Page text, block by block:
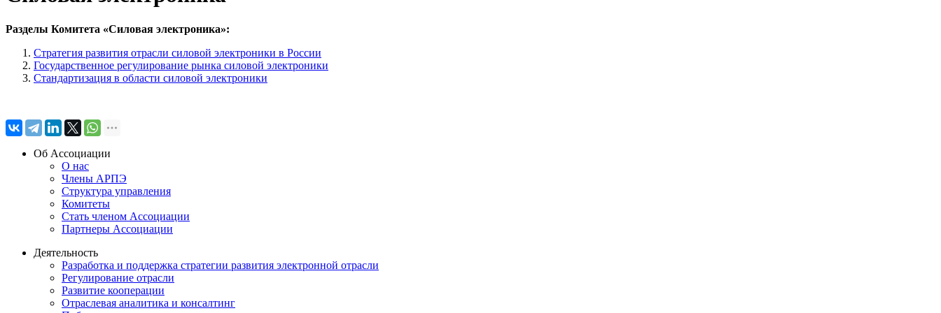
Разделы Комитета «Силовая электроника»:
Стратегия развития отрасли силовой электроники в России
Государственное регулирование рынка силовой электроники
Стандартизация в области силовой электроники
Об Ассоциации
О нас
Члены АРПЭ
Структура управления
Комитеты
Стать членом Ассоциации
Партнеры Ассоциации
Деятельность
Разработка и поддержка стратегии развития электронной отрасли
Регулирование отрасли
Развитие кооперации
Отраслевая аналитика и консалтинг